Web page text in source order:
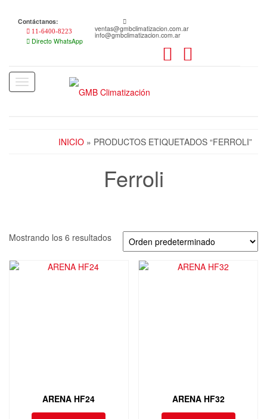
content
Contáctanos:
11-6400-8223
Directo WhatsApp
ventas@gmbclimatizacion.com.ar
info@gmbclimatizacion.com.ar
Toggle
navigation
INICIO » PRODUCTOS ETIQUETADOS “FERROLI”
Ferroli
Mostrando los 6 resultados
ARENA HF24 ARENA HF32